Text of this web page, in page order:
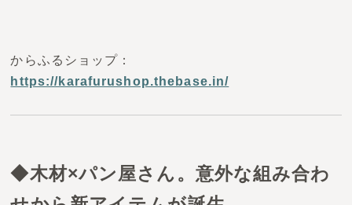
からふるショップ：
https://karafurushop.thebase.in/
◆木材×パン屋さん。意外な組み合わ